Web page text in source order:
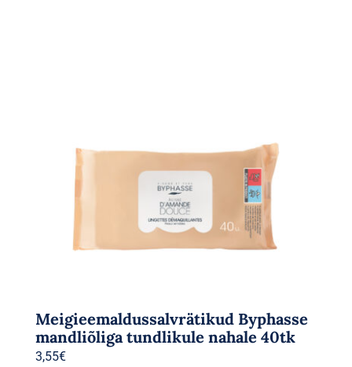
Meigieemaldussalvrätikud Byphasse
mandliõliga tundlikule nahale 40tk
3,55€